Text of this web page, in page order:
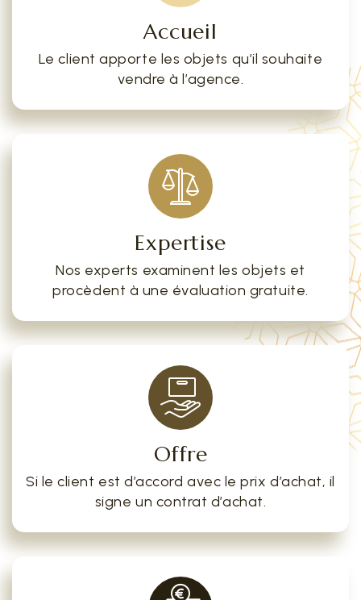
Accueil
Le client apporte les objets qu’il souhaite
vendre à l’agence.
Expertise
Nos experts examinent les objets et
procèdent à une évaluation gratuite.
Offre
Si le client est d’accord avec le prix d’achat, il
signe un contrat d’achat.